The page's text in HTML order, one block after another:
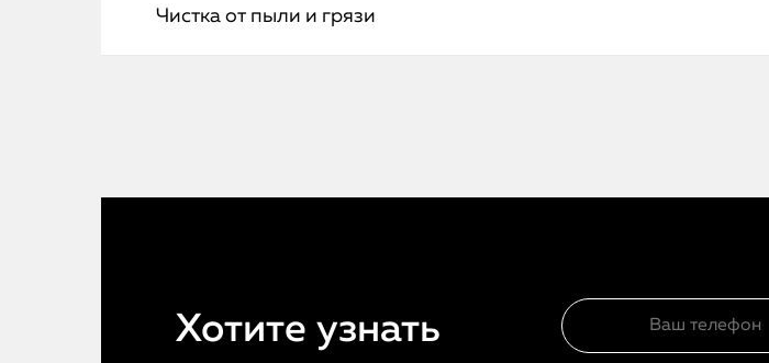
Чистка от пыли и грязи
Хотите узнать